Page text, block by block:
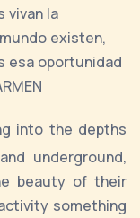
vivan la
existen,
esa oportunidad
into the depths
underground,
beauty of their
something